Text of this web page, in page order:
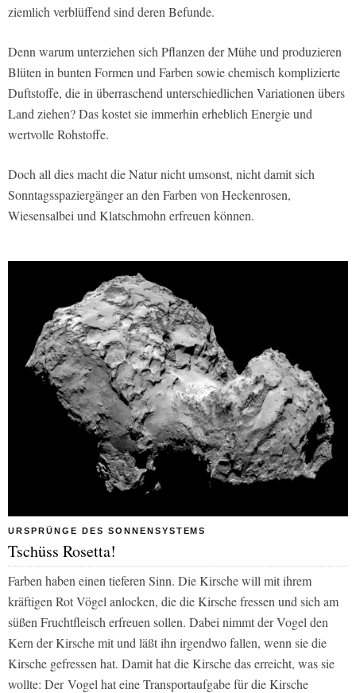
ziemlich verblüffend sind deren Befunde.
Denn warum unterziehen sich Pflanzen der Mühe und produzieren
Blüten in bunten Formen und Farben sowie chemisch komplizierte
Duftstoffe, die in überraschend unterschiedlichen Variationen übers
Land ziehen? Das kostet sie immerhin erheblich Energie und
wertvolle Rohstoffe.
Doch all dies macht die Natur nicht umsonst, nicht damit sich
Sonntagsspaziergänger an den Farben von Heckenrosen,
Wiesensalbei und Klatschmohn erfreuen können.
URSPRÜNGE DES SONNENSYSTEMS
Tschüss Rosetta!
Farben haben einen tieferen Sinn. Die Kirsche will mit ihrem
kräftigen Rot Vögel anlocken, die die Kirsche fressen und sich am
süßen Fruchtfleisch erfreuen sollen. Dabei nimmt der Vogel den
Kern der Kirsche mit und läßt ihn irgendwo fallen, wenn sie die
Kirsche gefressen hat. Damit hat die Kirsche das erreicht, was sie
wollte: Der Vogel hat eine Transportaufgabe für die Kirsche